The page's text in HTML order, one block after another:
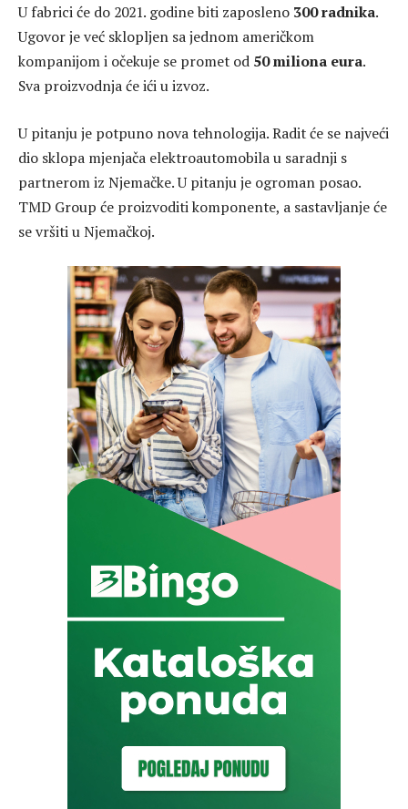
U fabrici će do 2021. godine biti zaposleno 300 radnika.
Ugovor je već sklopljen sa jednom američkom
kompanijom i očekuje se promet od 50 miliona eura.
Sva proizvodnja će ići u izvoz.
U pitanju je potpuno nova tehnologija. Radit će se najveći
dio sklopa mjenjača elektroautomobila u saradnji s
partnerom iz Njemačke. U pitanju je ogroman posao.
TMD Group će proizvoditi komponente, a sastavljanje će
se vršiti u Njemačkoj.